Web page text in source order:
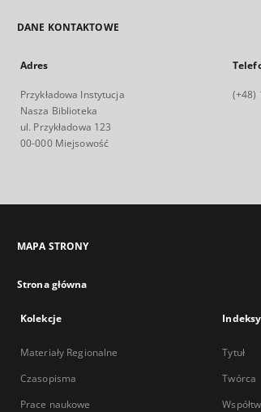
DANE KONTAKTOWE
Adres
Przykładowa Instytucja
Nasza Biblioteka
ul. Przykładowa 123
00-000 Miejsowość
(+48)
MAPA STRONY
Strona główna
Kolekcje
Materiały Regionalne
Czasopisma
Prace naukowe
Indeksy
Tytuł
Twórca